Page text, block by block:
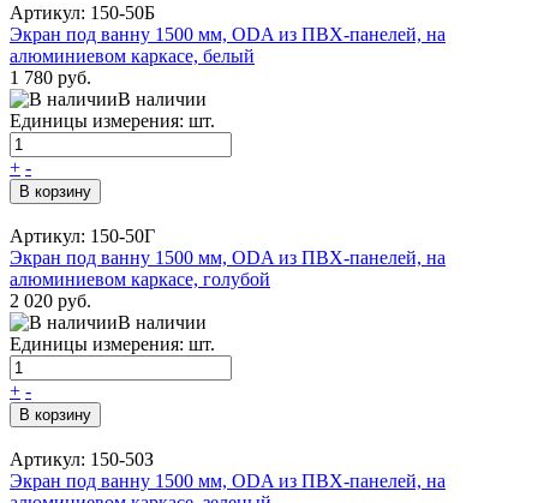
Артикул: 150-50Б
Экран под ванну 1500 мм, ODA из ПВХ-панелей, на
алюминиевом каркасе, белый
1 780 руб.
В наличии
Единицы измерения: шт.
+ -
В корзину
Артикул: 150-50Г
Экран под ванну 1500 мм, ODA из ПВХ-панелей, на
алюминиевом каркасе, голубой
2 020 руб.
В наличии
Единицы измерения: шт.
+ -
В корзину
Артикул: 150-50З
Экран под ванну 1500 мм, ODA из ПВХ-панелей, на